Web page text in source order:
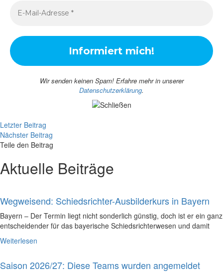
Wir senden keinen Spam! Erfahre mehr in unserer
Datenschutzerklärung.
Letzter Beitrag
Nächster Beitrag
Teile den Beitrag
Aktuelle Beiträge
Wegweisend: Schiedsrichter-Ausbilderkurs in Bayern
Bayern – Der Termin liegt nicht sonderlich günstig, doch ist er ein ganz
entscheidender für das bayerische Schiedsrichterwesen und damit
Weiterlesen
Saison 2026/27: Diese Teams wurden angemeldet